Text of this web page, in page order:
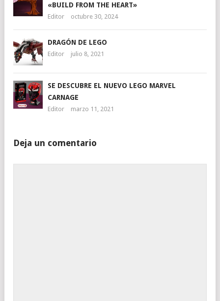
«BUILD FROM THE HEART»
Editor octubre 30, 2024
DRAGÓN DE LEGO
Editor julio 8, 2021
SE DESCUBRE EL NUEVO LEGO MARVEL
CARNAGE
Editor marzo 11, 2021
Deja un comentario